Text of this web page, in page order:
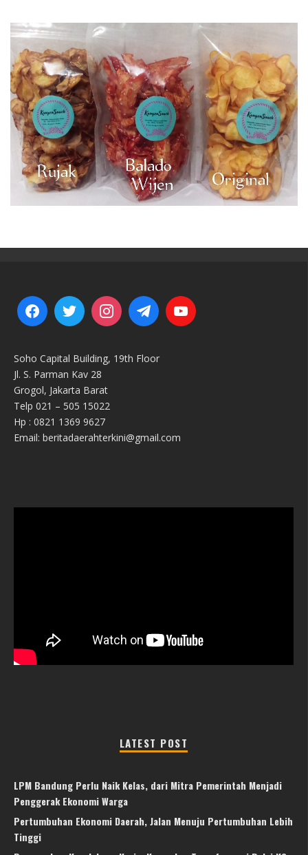
Soho Capital Building, 19th Floor
Jl. S. Parman Kav 28
Grogol, Jakarta Barat
Telp 021 – 505 15022
Hp : 0821 1369 9627
Email: beritadaerahterkini@gmail.com
LATEST POST
LPM Bandung Perlu Naik Kelas, dari Mitra Pemerintah Menjadi
Penggerak Ekonomi Warga
Pertumbuhan Ekonomi Daerah, Jalan Menuju Pertumbuhan Lebih
Tinggi